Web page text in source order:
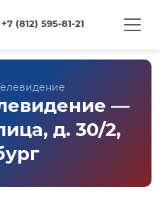
+7 (812) 595-81-21
—
д. 30/2,